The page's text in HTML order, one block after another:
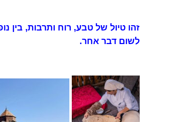
זהו טיול של טבע, רוח ותרבות, בין
לשום דבר אחר.